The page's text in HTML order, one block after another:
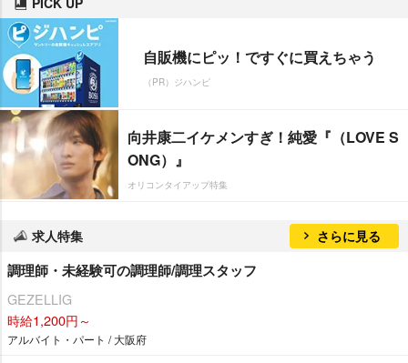
自販機にピッ！ですぐに買えちゃう
（PR）ジハンピ
向井康二イケメンすぎ！純愛『（LOVE S
ONG）』
オリコンタイアップ特集
求人特集 さらに見る
調理師・未経験可の調理師/調理スタッフ
GEZELLIG
時給1,200円～
アルバイト・パート / 大阪府